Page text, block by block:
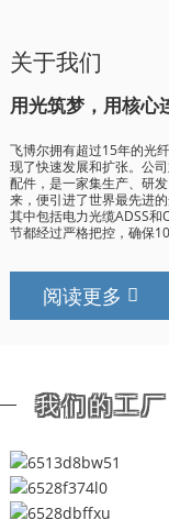
关于我们
用光筑梦，用核心
飞博尔拥有超过15年的光
现了快速发展和扩张。公
配件，是一家集生产、研
来，便引进了世界最先进
其中包括电力光缆ADSS
节都经过严格把控，确保
阅读更多
我们的工厂